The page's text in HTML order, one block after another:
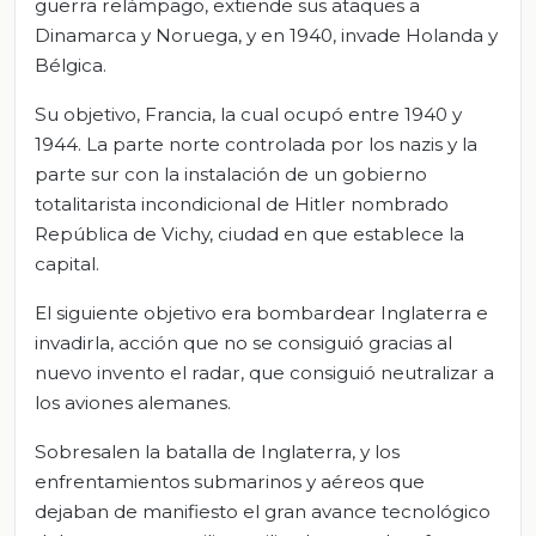
guerra relámpago, extiende sus ataques a
Dinamarca y Noruega, y en 1940, invade Holanda y
Bélgica.
Su objetivo, Francia, la cual ocupó entre 1940 y
1944. La parte norte controlada por los nazis y la
parte sur con la instalación de un gobierno
totalitarista incondicional de Hitler nombrado
República de Vichy, ciudad en que establece la
capital.
El siguiente objetivo era bombardear Inglaterra e
invadirla, acción que no se consiguió gracias al
nuevo invento el radar, que consiguió neutralizar a
los aviones alemanes.
Sobresalen la batalla de Inglaterra, y los
enfrentamientos submarinos y aéreos que
dejaban de manifiesto el gran avance tecnológico